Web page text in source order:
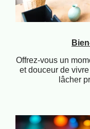
Offrez-vous un
et douceur de
lâcher